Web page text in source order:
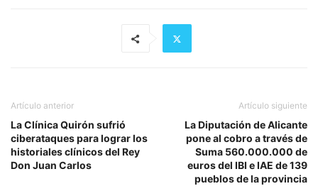
Artículo anterior
La Clínica Quirón sufrió
ciberataques para lograr los
historiales clínicos del Rey
Don Juan Carlos
Artículo siguiente
La Diputación de Alicante
pone al cobro a través de
Suma 560.000.000 de
euros del IBI e IAE de 139
pueblos de la provincia